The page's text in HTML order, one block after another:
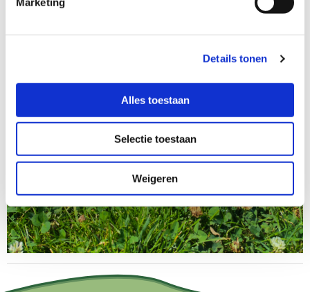
Details tonen
Alles toestaan
Selectie toestaan
Weigeren